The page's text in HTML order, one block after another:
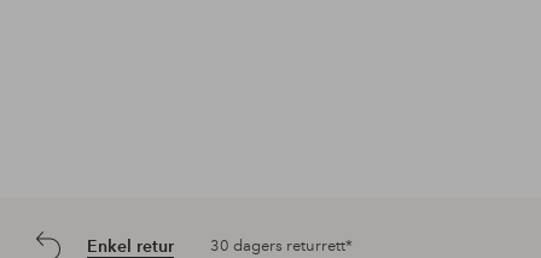
Enkel retur 30 dagers returrett*